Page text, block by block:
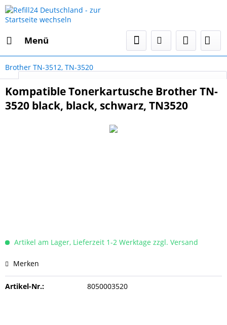
Menü
Brother TN-3512, TN-3520
Kompatible Tonerkartusche Brother TN-
3520 black, black, schwarz, TN3520
Artikel am Lager, Lieferzeit 1-2 Werktage zzgl. Versand
Merken
Artikel-Nr.: 8050003520